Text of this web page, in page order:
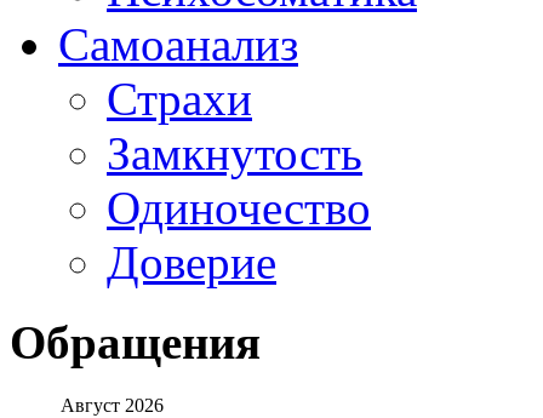
Самоанализ
Страхи
Замкнутость
Одиночество
Доверие
Обращения
Август 2026